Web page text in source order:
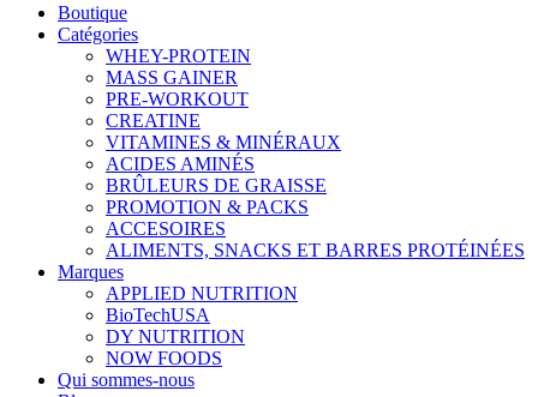
Boutique
Catégories
WHEY-PROTEIN
MASS GAINER
PRE-WORKOUT
CREATINE
VITAMINES & MINÉRAUX
ACIDES AMINÉS
BRÛLEURS DE GRAISSE
PROMOTION & PACKS
ACCESOIRES
ALIMENTS, SNACKS ET BARRES PROTÉINÉES
Marques
APPLIED NUTRITION
BioTechUSA
DY NUTRITION
NOW FOODS
Qui sommes-nous